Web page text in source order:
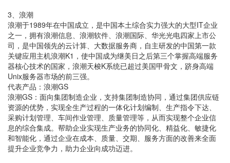
3、浪潮
浪潮于1989年在中国成立，是中国本土综合实力强大的大型IT企业
之一，拥有浪潮信息、浪潮软件、浪潮国际、华光光电四家上市公
司，是中国领先的云计算、大数据服务商，自主研发的中国第一款
关键应用主机浪潮K1，使中国成为继美日之后第三个掌握高端服务
器核心技术的国家，浪潮天梭K系统已超过美国甲骨文，跻身高端
Unix服务器市场的前三强。
代表产品：浪潮GS
浪潮GS：面向集团制造企业，支持集团制造协同，通过集团供应链
资源的优势，实现全生产过程的一体化计划编制、生产指令下达、
采购计划管理、车间作业管理、质量管理等，从而实现整个企业信
息的综合集成。帮助企业实现生产业务的协同化、精益化、敏捷化
和智能化，通过企业在成本、质量、交期、服务方面的改善来全面
提升企业竞争力，助力企业向成功迈进。